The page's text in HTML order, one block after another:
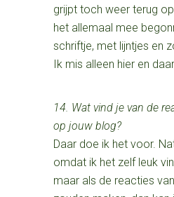
grijpt toch weer terug
het allemaal mee
schriftje, met lijntjes en
Ik mis alleen hier en
14. Wat vind je van de
op jouw blog?
Daar doe ik het voor.
omdat ik het zelf leuk
maar als de reacties